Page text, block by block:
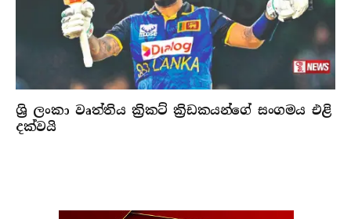
ශ්‍රි ලංකා වෘත්තිය ක්‍රිකට් ක්‍රිඩකයන්ගේ සංගමය එළි
දක්වයි